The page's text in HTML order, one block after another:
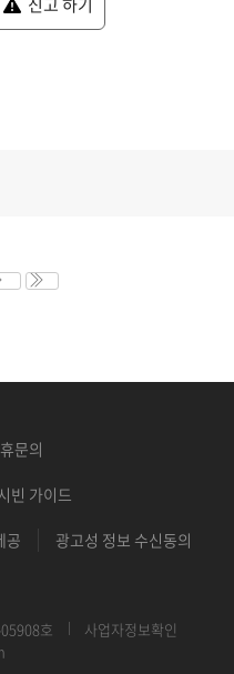
문의
빈 가이드
공 광고성 정보 수신동의
호
사업자정보확인